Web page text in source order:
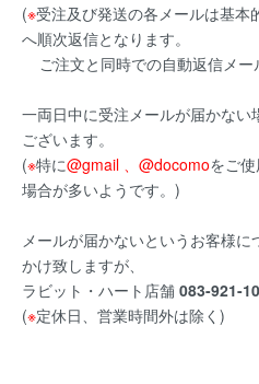
(※受注及び発送の各メールは基本
へ順次返信となります。
ご注文と同時での自動返信メー
一両日中に受注メールが届かな
ございます。
(※特に@gmail 、@docomoをご
場合が多いようです。)
メールが届かないというお客様
かけ致しますが、
ラビット・ハート店舗 083-921-
(※定休日、営業時間外は除く)